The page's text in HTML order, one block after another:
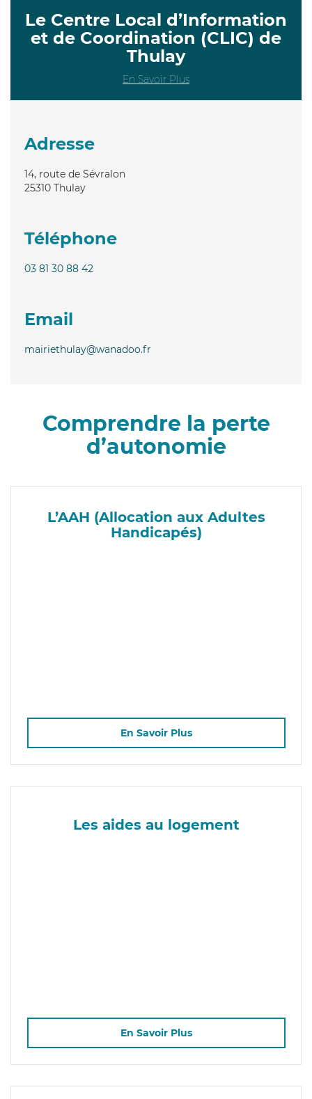
Le Centre Local d’Information
et de Coordination (CLIC) de
Thulay
En Savoir Plus
Adresse
14, route de Sévralon
25310 Thulay
Téléphone
03 81 30 88 42
Email
mairiethulay@wanadoo.fr
Comprendre la perte
d’autonomie
L’AAH (Allocation aux Adultes
Handicapés)
En Savoir Plus
Les aides au logement
En Savoir Plus